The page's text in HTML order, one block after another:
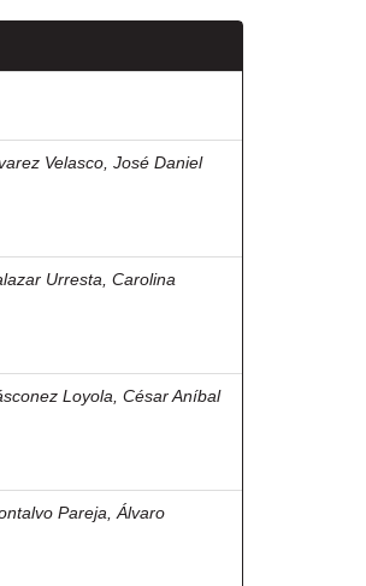
Velasco, José Daniel
Urresta, Carolina
Loyola, César Aníbal
Pareja, Álvaro